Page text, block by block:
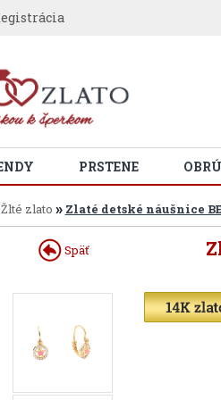
PRSTENE
Žlté zlato » Zlaté detské náušnice
Späť